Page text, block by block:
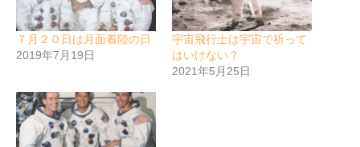
７月２０日は月面着陸の日
2019年7月19日
宇宙飛行士は宇宙で祈って
はいけない？
2021年5月25日